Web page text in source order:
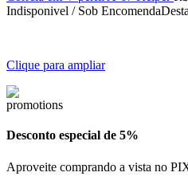
Indisponivel / Sob Encomenda
Clique para ampliar
Desconto especial de 5%
Aproveite comprando a vista no